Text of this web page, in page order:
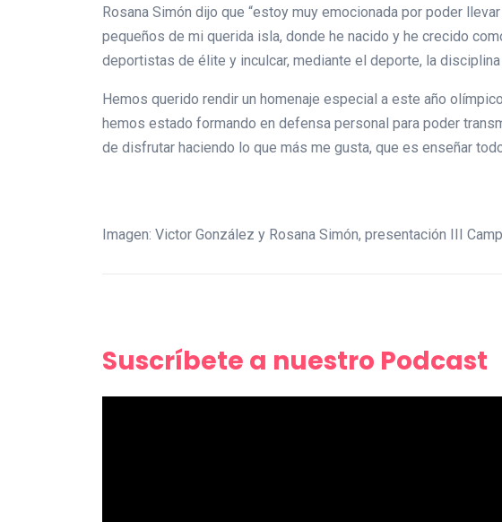
Rosana Simón dijo que “estoy muy emocionada por poder
pequeños de mi querida isla, donde he nacido y he crecido
deportistas de élite y inculcar, mediante el deporte, la
Hemos querido rendir un homenaje especial a este año
hemos estado formando en defensa personal para poder
de disfrutar haciendo lo que más me gusta, que es enseñar
Imagen: Victor González y Rosana Simón, presentación III
Suscríbete a nuestro Podcast